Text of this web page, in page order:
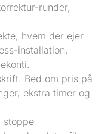
runder,
hvem der ejer
installation,
Bed om pris på
ekstra timer og
stoppe